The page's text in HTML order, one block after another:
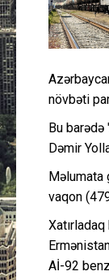
növbəti
Bu
Dəmir
Məlumata
vaqon
Aİ-92